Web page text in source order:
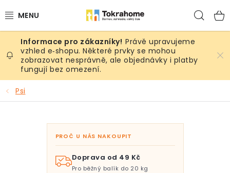
na
Výrobky
Místnosti
Venkovní prostory
Sezóna & Volný čas
Právě upravujeme
vzhled e‑shopu. Některé prvky se mohou
zobrazovat nesprávně, ale objednávky i platby
fungují bez omezení.
Psi
PROČ U NÁS NAKOUPIT
Doprava od 49 Kč
Pro běžný balík do 20 kg